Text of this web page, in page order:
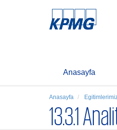
Anasayfa
Anasayfa
13.3.1